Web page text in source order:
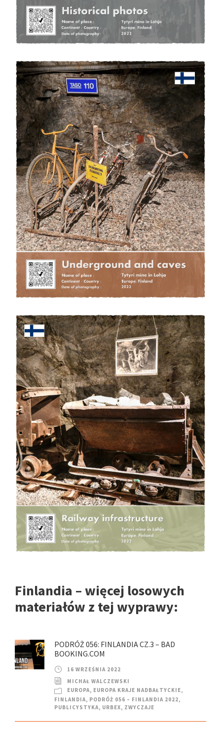
Finlandia – więcej losowych
materiałów z tej wyprawy:
PODRÓŻ 056: FINLANDIA CZ.3 – BAD
BOOKING.COM
16 WRZEŚNIA 2022
MICHAŁ WALCZEWSKI
EUROPA, EUROPA KRAJE NADBAŁTYCKIE,
FINLANDIA, PODRÓŻ 056 – FINLANDIA 2022,
PUBLICYSTYKA, URBEX, ZWYCZAJE